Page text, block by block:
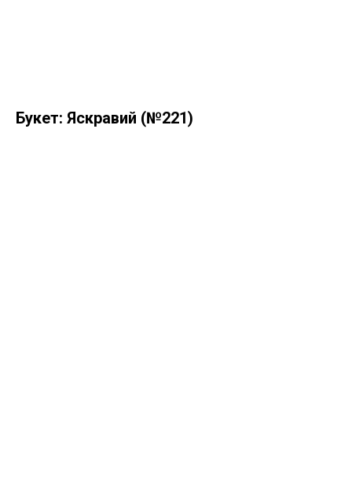
Букет: Яскравий (№221)